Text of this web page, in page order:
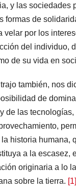
y las sociedades
formas de
velar por los
del individuo,
de su vida en
también, nos
de
de las tecnologías,
historia humana,
a la escasez,
originaria a lo
sobre la tierra. [1]